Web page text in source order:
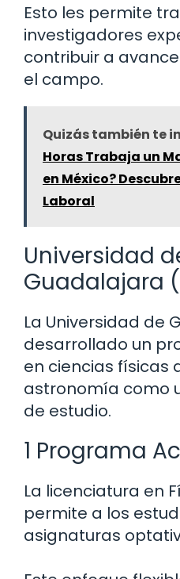
Esto les permite
investigadores
contribuir a
el campo.
Quizás también te
Horas Trabaja un
en México?
Laboral
Universidad
Guadalajara
La Universidad de
desarrollado un
en ciencias físicas
astronomía como
de estudio.
1 Programa
La licenciatura en
permite a los
asignaturas